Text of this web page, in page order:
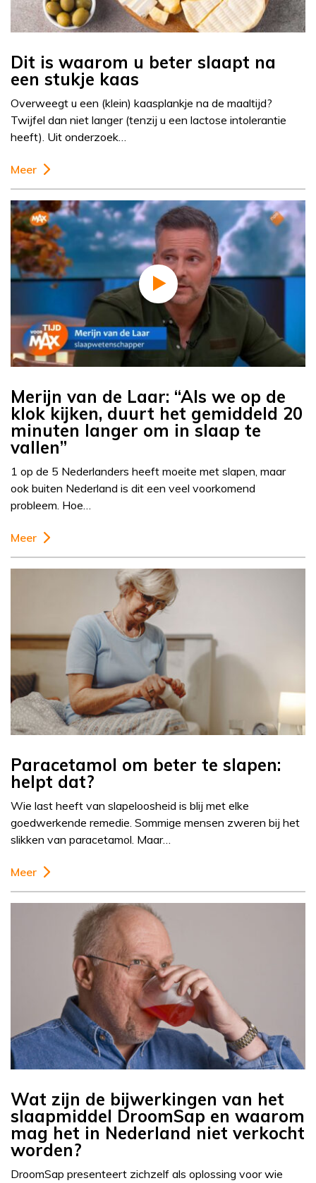
Dit is waarom u beter slaapt na
een stukje kaas
Overweegt u een (klein) kaasplankje na de maaltijd?
Twijfel dan niet langer (tenzij u een lactose intolerantie
heeft). Uit onderzoek…
Meer
Merijn van de Laar: “Als we op de
klok kijken, duurt het gemiddeld 20
minuten langer om in slaap te
vallen”
1 op de 5 Nederlanders heeft moeite met slapen, maar
ook buiten Nederland is dit een veel voorkomend
probleem. Hoe…
Meer
Paracetamol om beter te slapen:
helpt dat?
Wie last heeft van slapeloosheid is blij met elke
goedwerkende remedie. Sommige mensen zweren bij het
slikken van paracetamol. Maar…
Meer
Wat zijn de bijwerkingen van het
slaapmiddel DroomSap en waarom
mag het in Nederland niet verkocht
worden?
DroomSap presenteert zichzelf als oplossing voor wie